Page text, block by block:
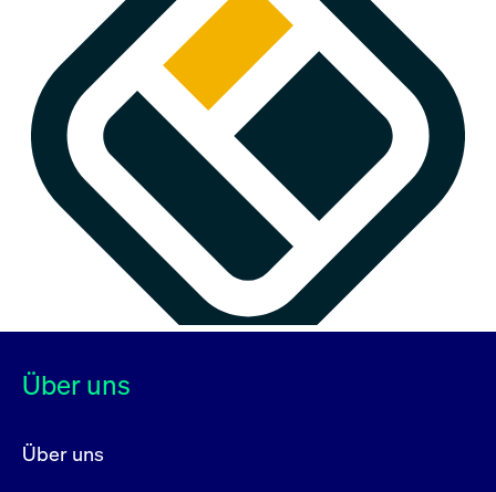
Über uns
Über uns